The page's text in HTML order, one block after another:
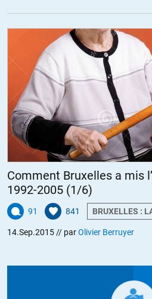
Comment Bruxelles a mis
1992-2005 (1/6)
91 841 BRUXELLES :
14.Sep.2015 // parOlivier Berruyer